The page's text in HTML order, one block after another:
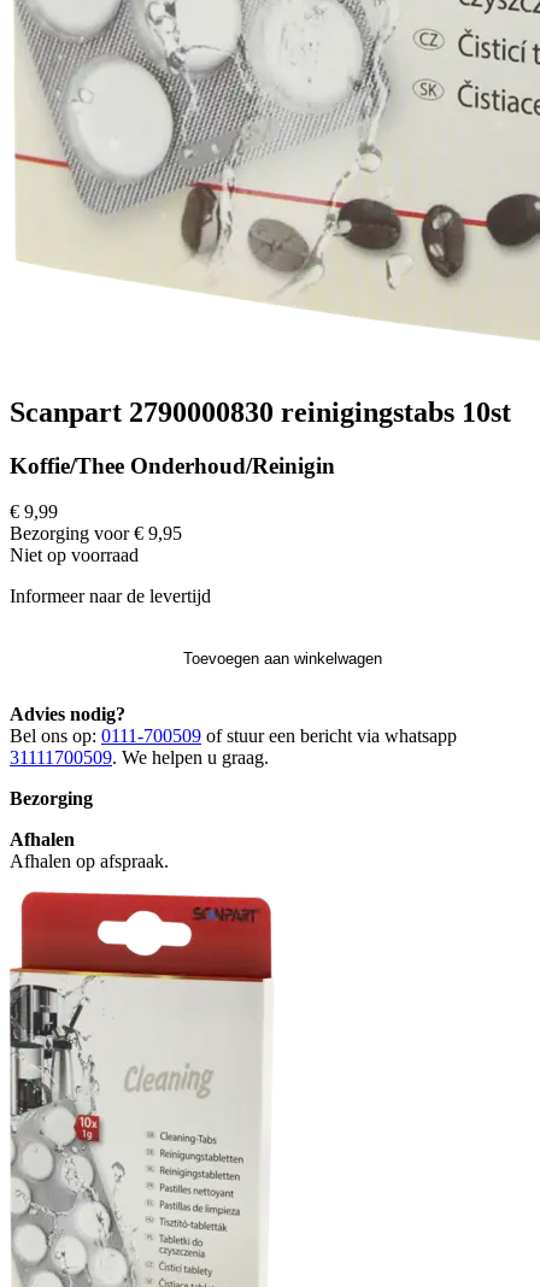
Scanpart 2790000830 reinigingstabs 10st
Koffie/Thee Onderhoud/Reinigin
€ 9,99
Bezorging voor € 9,95
Niet op voorraad
Informeer naar de levertijd
Toevoegen aan winkelwagen
Advies nodig?
Bel ons op: 0111-700509 of stuur een bericht via whatsapp
31111700509. We helpen u graag.
Bezorging
Afhalen
Afhalen op afspraak.